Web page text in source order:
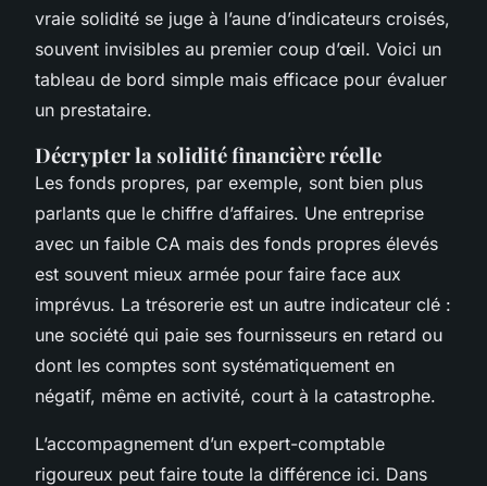
vraie solidité se juge à l’aune d’indicateurs croisés,
souvent invisibles au premier coup d’œil. Voici un
tableau de bord simple mais efficace pour évaluer
un prestataire.
Décrypter la solidité financière réelle
Les fonds propres, par exemple, sont bien plus
parlants que le chiffre d’affaires. Une entreprise
avec un faible CA mais des fonds propres élevés
est souvent mieux armée pour faire face aux
imprévus. La trésorerie est un autre indicateur clé :
une société qui paie ses fournisseurs en retard ou
dont les comptes sont systématiquement en
négatif, même en activité, court à la catastrophe.
L’accompagnement d’un expert-comptable
rigoureux peut faire toute la différence ici. Dans